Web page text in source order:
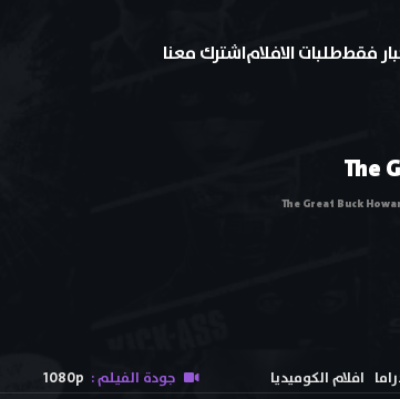
فقططلبات الافلاماشترك معنا
The
The Great Buck
افلام الكوميديا جودة الفيلم : 1080p